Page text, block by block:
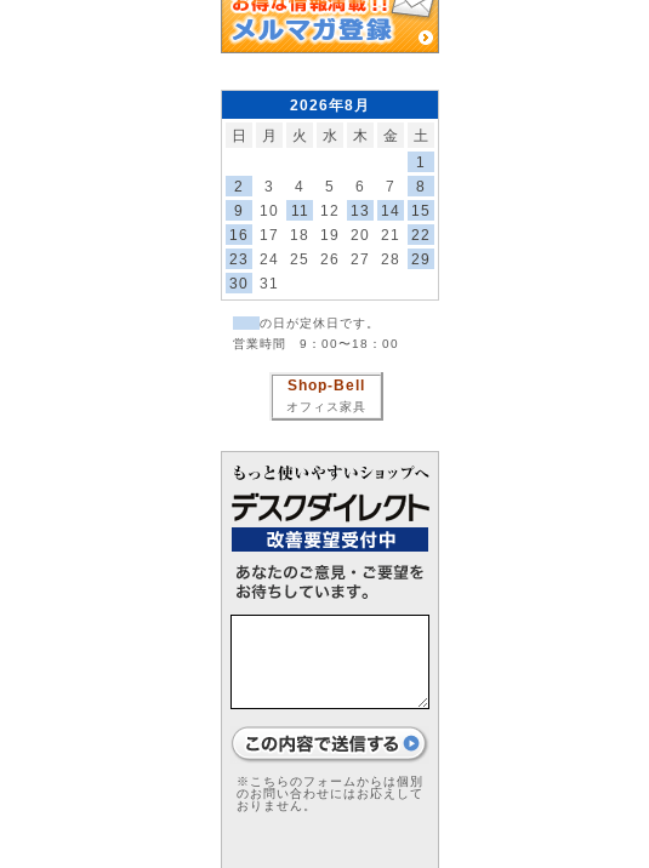
2026年8月
日
月 火 水 木 金
土
1
2
3 4 5 6 7
8
9
10 11 12 13 14
15
16
17 18 19 20 21
22
23
24 25 26 27 28
29
30
31
の日が定休日です。
営業時間 9：00〜18：00
Shop-Bell
オフィス家具
※こちらのフォームからは個別
のお問い合わせにはお応えして
おりません。